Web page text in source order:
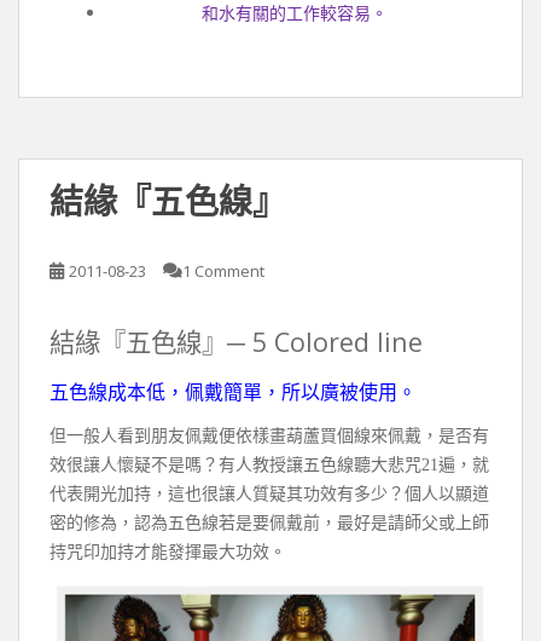
和水有關的工作較容易。
結緣『五色線』
2011-08-23 1 Comment
結緣『五色線』─ 5 Colored line
五色線成本低，佩戴簡單，所以廣被使用。
但一般人看到朋友佩戴便依樣畫葫蘆買個線來佩戴，是否有
效很讓人懷疑不是嗎？有人教授讓五色線聽大悲咒21遍，就
代表開光加持，這也很讓人質疑其功效有多少？個人以顯道
密的修為，認為五色線若是要佩戴前，最好是請師父或上師
持咒印加持才能發揮最大功效。